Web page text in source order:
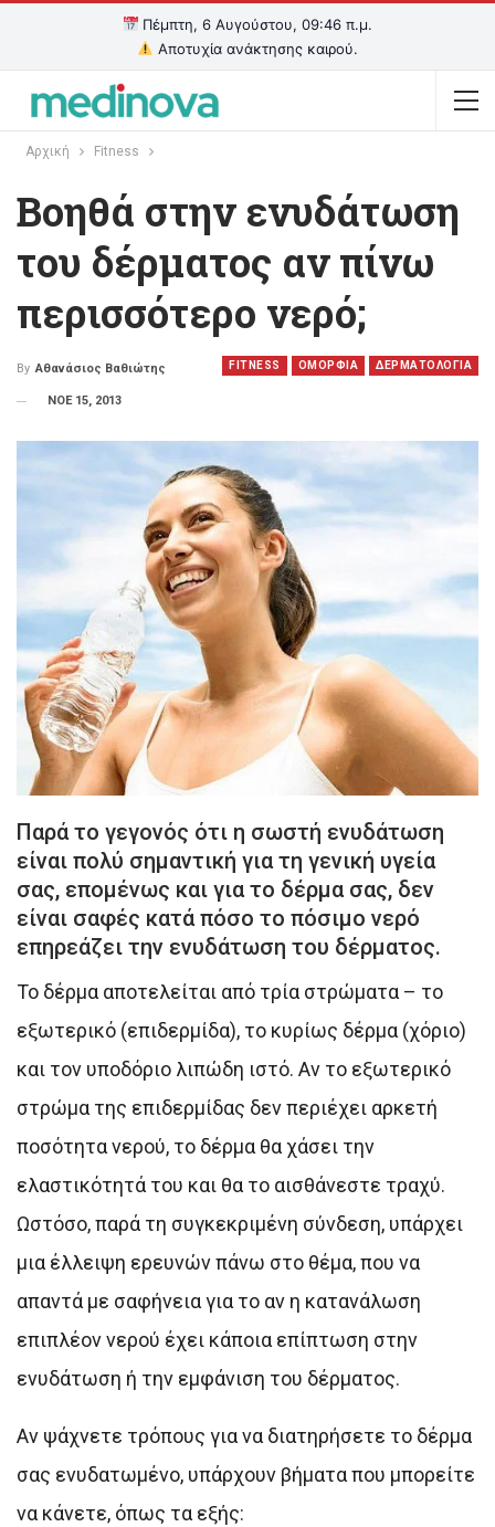
Πέμπτη, 6 Αυγούστου, 09:47 π.μ.
Αποτυχία ανάκτησης καιρού.
Αρχική Fitness
Βοηθά στην ενυδάτωση
του δέρματος αν πίνω
περισσότερο νερό;
FITNESS OΜΟΡΦΙΑ ΔΕΡΜΑΤΟΛΟΓΙΑ
By Αθανάσιος Βαθιώτης
ΝΟΕ 15, 2013
Παρά το γεγονός ότι η σωστή ενυδάτωση
είναι πολύ σημαντική για τη γενική υγεία
σας, επομένως και για το δέρμα σας, δεν
είναι σαφές κατά πόσο το πόσιμο νερό
επηρεάζει την ενυδάτωση του δέρματος.
Το δέρμα αποτελείται από τρία στρώματα – το
εξωτερικό (επιδερμίδα), το κυρίως δέρμα (χόριο)
και τον υποδόριο λιπώδη ιστό. Αν το εξωτερικό
στρώμα της επιδερμίδας δεν περιέχει αρκετή
ποσότητα νερού, το δέρμα θα χάσει την
ελαστικότητά του και θα το αισθάνεστε τραχύ.
Ωστόσο, παρά τη συγκεκριμένη σύνδεση, υπάρχει
μια έλλειψη ερευνών πάνω στο θέμα, που να
απαντά με σαφήνεια για το αν η κατανάλωση
επιπλέον νερού έχει κάποια επίπτωση στην
ενυδάτωση ή την εμφάνιση του δέρματος.
Αν ψάχνετε τρόπους για να διατηρήσετε το δέρμα
σας ενυδατωμένο, υπάρχουν βήματα που μπορείτε
να κάνετε, όπως τα εξής: